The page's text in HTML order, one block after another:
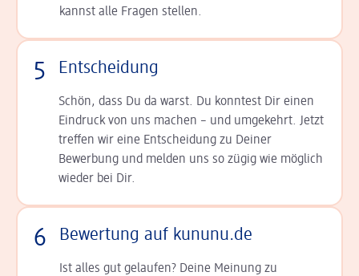
kannst alle Fragen stellen.
5 Entscheidung
Schön, dass Du da warst. Du konntest Dir einen
Ein­druck von uns machen – und umgekehrt. Jetzt
tref­fen wir eine Entscheidung zu Deiner
Bewerbung und melden uns so zügig wie möglich
wieder bei Dir.
6 Bewertung auf kununu.de
Ist alles gut gelaufen? Deine Meinung zu